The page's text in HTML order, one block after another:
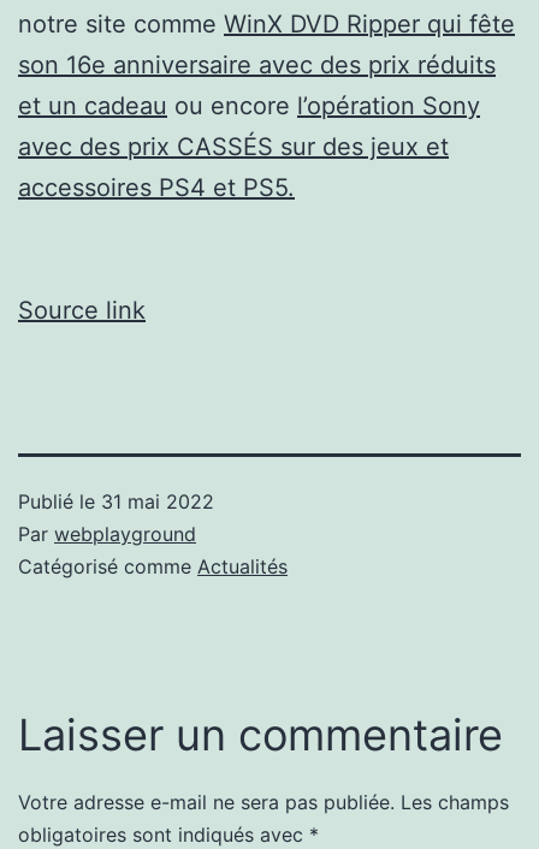
notre site comme WinX DVD Ripper qui fête
son 16e anniversaire avec des prix réduits
et un cadeau ou encore l’opération Sony
avec des prix CASSÉS sur des jeux et
accessoires PS4 et PS5.
Source link
Publié le 31 mai 2022
Par webplayground
Catégorisé comme Actualités
Laisser un commentaire
Votre adresse e-mail ne sera pas publiée. Les champs
obligatoires sont indiqués avec *